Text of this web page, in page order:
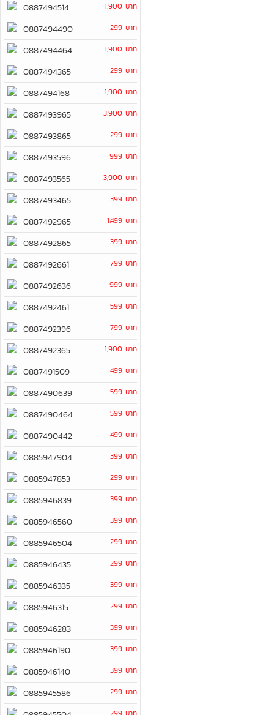
0887494514 1,900 บาท
0887494490 299 บาท
0887494464 1,900 บาท
0887494365 299 บาท
0887494168 1,900 บาท
0887493965 3,900 บาท
0887493865 299 บาท
0887493596 999 บาท
0887493565 3,900 บาท
0887493465 399 บาท
0887492965 1,499 บาท
0887492865 399 บาท
0887492661 799 บาท
0887492636 999 บาท
0887492461 599 บาท
0887492396 799 บาท
0887492365 1,900 บาท
0887491509 499 บาท
0887490639 599 บาท
0887490464 599 บาท
0887490442 499 บาท
0885947904 399 บาท
0885947853 299 บาท
0885946839 399 บาท
0885946560 399 บาท
0885946504 299 บาท
0885946435 299 บาท
0885946335 399 บาท
0885946315 299 บาท
0885946283 399 บาท
0885946190 399 บาท
0885946140 399 บาท
0885945586 299 บาท